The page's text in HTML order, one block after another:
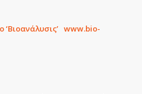
‘Βιοανάλυσις’ www.bio-